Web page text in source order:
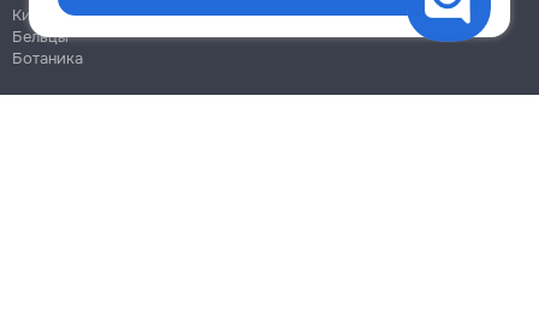
Кишинёв
Бельцы
Ботаника